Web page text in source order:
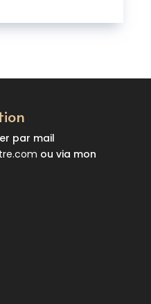
par mail
ou via mon